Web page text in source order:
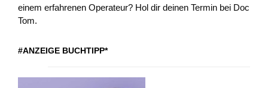
einem erfahrenen Operateur? Hol dir deinen Termin bei Doc
Tom.
#ANZEIGE BUCHTIPP*